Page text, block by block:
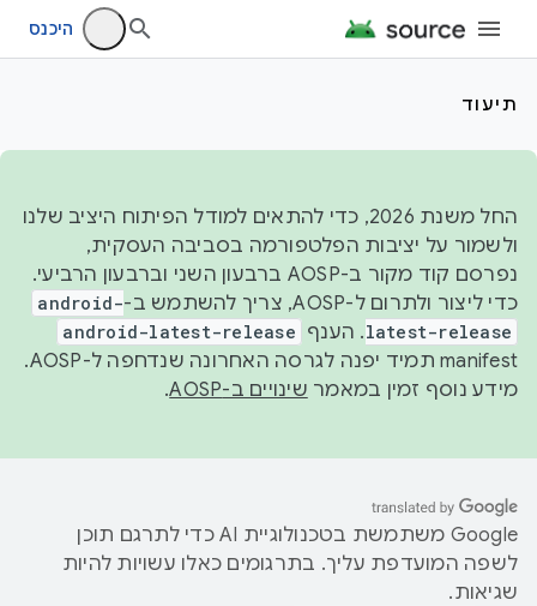
היכנס
תיעוד
החל משנת 2026, כדי להתאים למודל הפיתוח היציב שלנו
ולשמור על יציבות הפלטפורמה בסביבה העסקית,
נפרסם קוד מקור ב-AOSP ברבעון השני וברבעון הרביעי.
כדי ליצור ולתרום ל-AOSP, צריך להשתמש ב-
android-
latest-release. הענף android-latest-release
manifest תמיד יפנה לגרסה האחרונה שנדחפה ל-AOSP.
מידע נוסף זמין במאמר שינויים ב-AOSP .
‫Google משתמשת בטכנולוגיית AI כדי לתרגם תוכן
לשפה המועדפת עליך. בתרגומים כאלו עשויות להיות
שגיאות.